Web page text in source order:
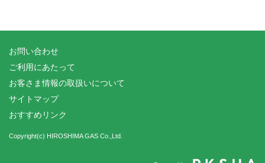
お問い合わせ
ご利用にあたって
お客さま情報の取扱いについて
サイトマップ
おすすめリンク
Copyright(c) HIROSHIMA GAS Co.,Ltd.